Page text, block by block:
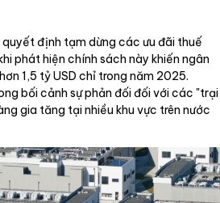
định tạm dừng các ưu đãi thuế
phát hiện chính sách này khiến ngân
1,5 tỷ USD chỉ trong năm 2025.
bối cảnh sự phản đối đối với các "trại
gia tăng tại nhiều khu vực trên nước